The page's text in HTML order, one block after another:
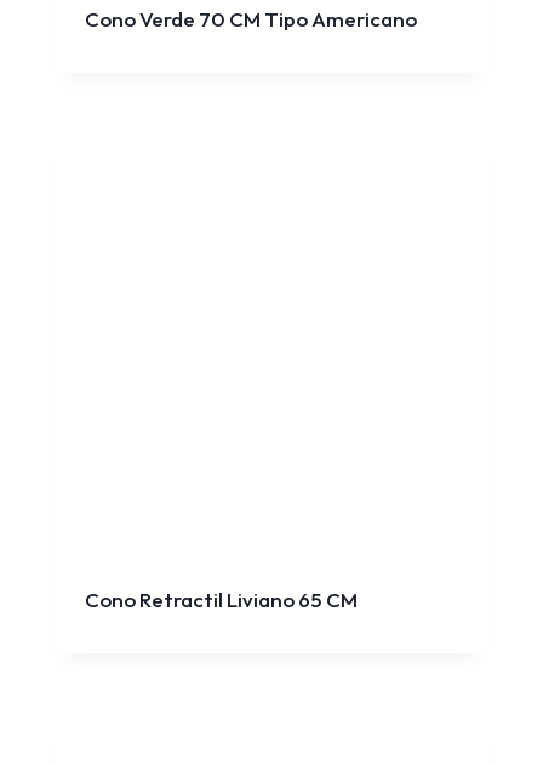
Cono Verde 70 CM Tipo Americano
Cono Retractil Liviano 65 CM